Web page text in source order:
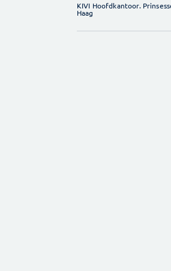
KIVI Hoofdkantoor.
Haag